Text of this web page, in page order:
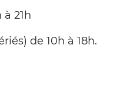
21h
de 10h à 18h.